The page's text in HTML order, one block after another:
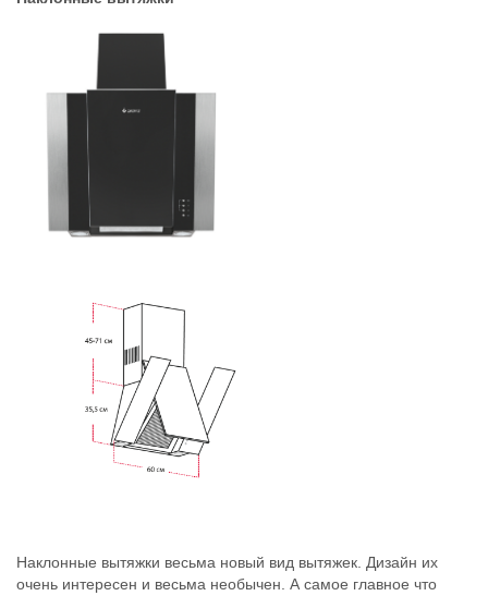
Наклонные вытяжки весьма новый вид вытяжек. Дизайн их
очень интересен и весьма необычен. А самое главное что